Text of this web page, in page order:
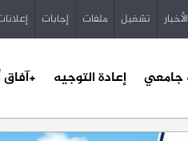
تشغيل ملفات إجابات
جامعي إعادة التوجيه